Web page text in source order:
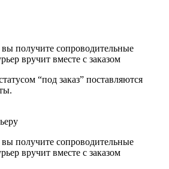
получите сопроводительные
вручит вместе с заказом
“под заказ” поставляются
получите сопроводительные
вручит вместе с заказом